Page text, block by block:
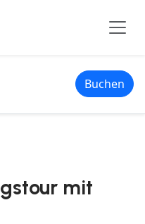
Buchen
mit schnorcheln
mit